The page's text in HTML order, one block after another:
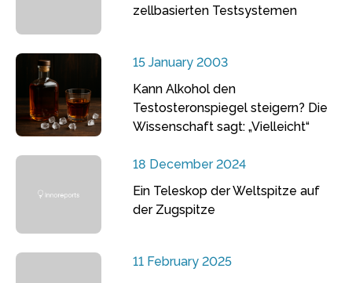
zellbasierten Testsystemen
15 January 2003
Kann Alkohol den
Testosteronspiegel steigern? Die
Wissenschaft sagt: „Vielleicht“
18 December 2024
Ein Teleskop der Weltspitze auf
der Zugspitze
11 February 2025